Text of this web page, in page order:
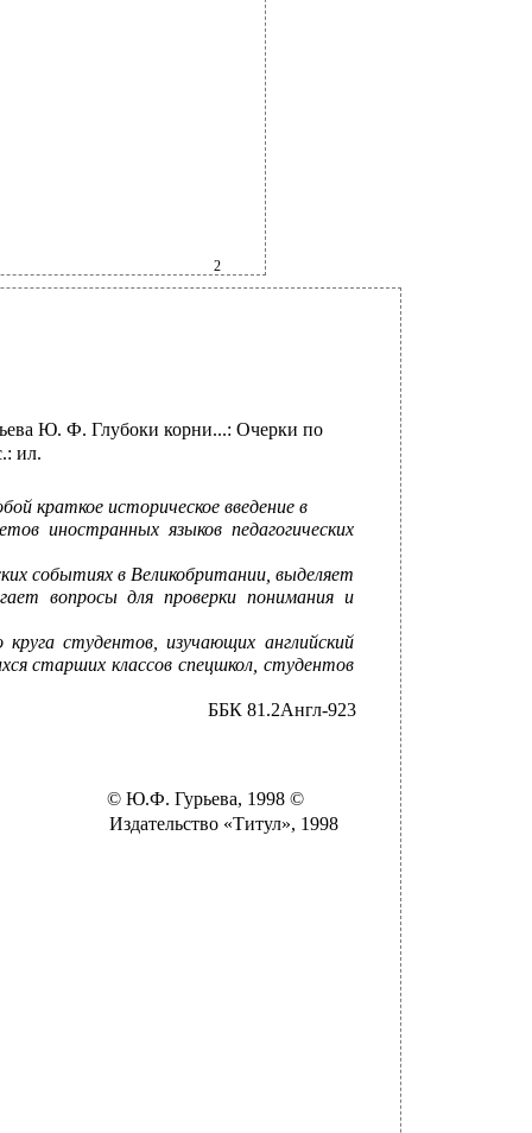
2
Ю. Ф. Глубоки корни...: Очерки по
ил.
краткое историческое введение в
иностранных языков педагогических
событиях в Великобритании, выделяет
вопросы для проверки понимания и
студентов, изучающих английский
старших классов спецшкол, студентов
ББК 81.2Англ-923
© Ю.Ф. Гурьева, 1998 ©
Издательство «Титул», 1998